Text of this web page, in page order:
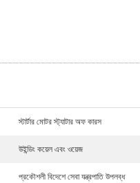
স্টার্টার মোটর স্ট্যাটার অফ কারস
উইন্ডিং কয়েল এবং ওয়েজ
প্রকৌশলী বিদেশে সেবা যন্ত্রপাতি উপলব্ধ